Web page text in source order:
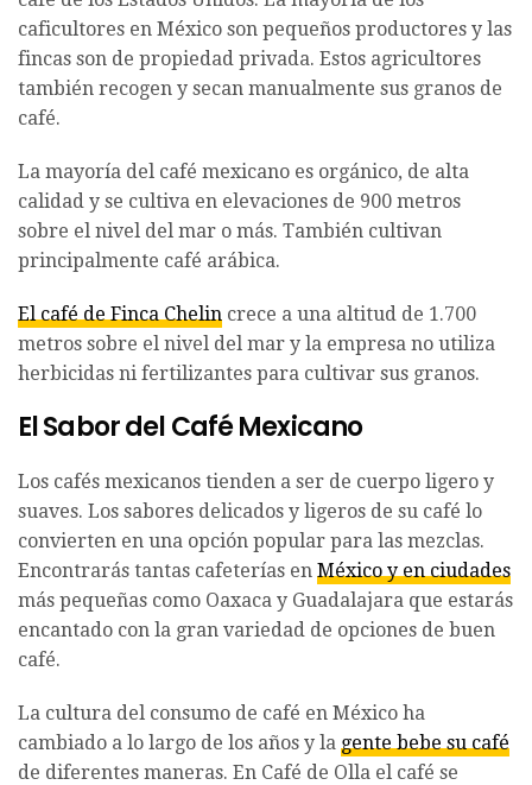
caficultores en México son pequeños productores y las
fincas son de propiedad privada. Estos agricultores
también recogen y secan manualmente sus granos de
café.
La mayoría del café mexicano es orgánico, de alta
calidad y se cultiva en elevaciones de 900 metros
sobre el nivel del mar o más. También cultivan
principalmente café arábica.
El café de Finca Chelin crece a una altitud de 1.700
metros sobre el nivel del mar y la empresa no utiliza
herbicidas ni fertilizantes para cultivar sus granos.
El Sabor del Café Mexicano
Los cafés mexicanos tienden a ser de cuerpo ligero y
suaves. Los sabores delicados y ligeros de su café lo
convierten en una opción popular para las mezclas.
Encontrarás tantas cafeterías en México y en ciudades
más pequeñas como Oaxaca y Guadalajara que estarás
encantado con la gran variedad de opciones de buen
café.
La cultura del consumo de café en México ha
cambiado a lo largo de los años y la gente bebe su café
de diferentes maneras. En Café de Olla el café se